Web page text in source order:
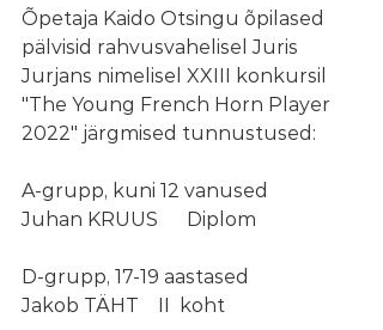
Õpetaja Kaido Otsingu õpilased
pälvisid rahvusvahelisel Juris
Jurjans nimelisel XXIII konkursil
"The Young French Horn Player
2022" järgmised tunnustused:
A-grupp, kuni 12 vanused
Juhan KRUUS      Diplom
D-grupp, 17-19 aastased
Jakob TÄHT    II  koht